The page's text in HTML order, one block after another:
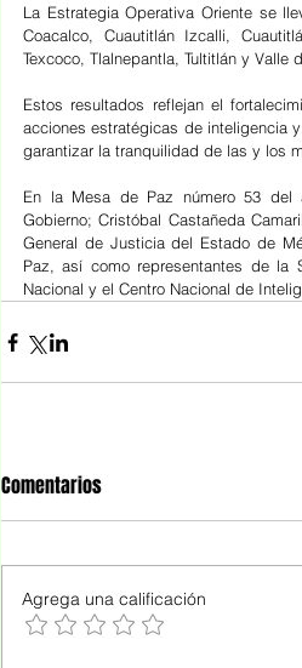
La Estrategia Operativa Oriente se
Coacalco, Cuautitlán Izcalli,
Texcoco, Tlalnepantla, Tultitlán y Valle
Estos resultados reflejan el
acciones estratégicas de inteligencia
garantizar la tranquilidad de las y los
En la Mesa de Paz número 53 del
Gobierno; Cristóbal Castañeda
General de Justicia del Estado de
Paz, así como representantes de la
Nacional y el Centro Nacional de
Comentarios
Agrega una calificación